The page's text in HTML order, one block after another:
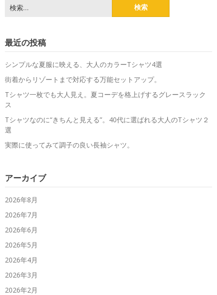
検
索:
最近の投稿
シンプルな夏服に映える、大人のカラーTシャツ4選
街着からリゾートまで対応する万能セットアップ。
Tシャツ一枚でも大人見え。夏コーデを格上げするグレースラック
ス
Tシャツなのに“きちんと見える”。40代に選ばれる大人のTシャツ２
選
実際に使ってみて調子の良い長袖シャツ。
アーカイブ
2026年8月
2026年7月
2026年6月
2026年5月
2026年4月
2026年3月
2026年2月